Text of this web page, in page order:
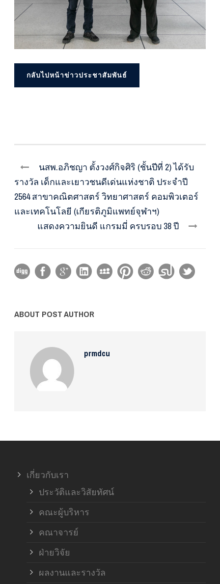
กลับไปหน้าข่าวประชาสัมพันธ์
นสพ.อภิชญา ตั้งวงศ์กิจศิริ (ชั้นปีที่ 2) ได้รับ
รางวัล เด็กและเยาวชนดีเด่นแห่งชาติ ประจำปี
2564 สาขาคณิตศาสตร์ วิทยาศาสตร์ คอมพิวเตอร์
และเทคโนโลยี (เกียรติภูมิแพทย์จุฬาฯ)
แสดงความยินดี แกรมมี่ ครบรอบ 38 ปี
ABOUT POST AUTHOR
prmdcu
เกี่ยวกับเรา
ประวัติและวิสัยทัศน์
คณะผู้บริหาร
คณาจารย์
ฝ่ายวิจัย
ผลงานและรางวัล